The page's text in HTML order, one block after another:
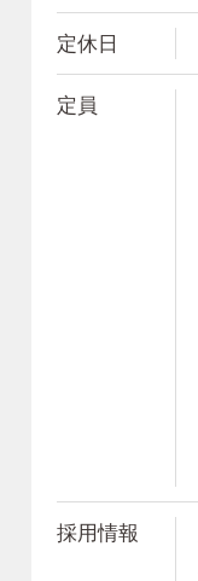
定休日
定員
採用情報